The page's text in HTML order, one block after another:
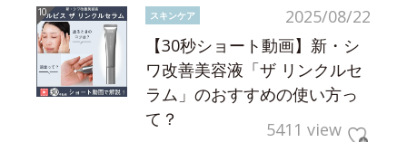
2025/08/22
スキンケア
【30秒ショート動画】新・シ
ワ改善美容液「ザ リンクルセ
ラム」のおすすめの使い方っ
て？
5411 view